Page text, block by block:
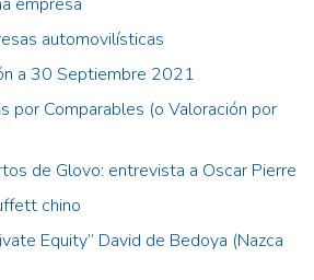
automovilísticas
a 30 Septiembre 2021
por Comparables (o Valoración por
de Glovo: entrevista a Oscar Pierre
chino
Equity” David de Bedoya (Nazca